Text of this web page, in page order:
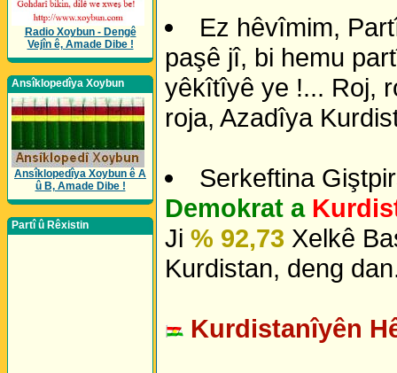
Radio Xoybun - Dengê
Vejîn ê, Amade Dibe !
Ansîklopedîya Xoybun
Ansîklopedîya Xoybun ê A
û B, Amade Dibe !
Partî û Rêxistin
Ez hêvîmim,
paşê jî, bi hemu
yêkîtîyê ye !... Roj,
roja, Azadîya
Serkeftina
Demokrat a
Ji % 92,73 Xelkê
Kurdistan, deng
Kurdistanîyên